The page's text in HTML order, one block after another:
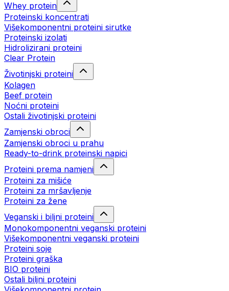
Whey protein
Proteinski koncentrati
Višekomponentni proteini sirutke
Proteinski izolati
Hidrolizirani proteini
Clear Protein
Životinjski proteini
Kolagen
Beef protein
Noćni proteini
Ostali životinjski proteini
Zamjenski obroci
Zamjenski obroci u prahu
Ready-to-drink proteinski napici
Proteini prema namjeni
Proteini za mišiće
Proteini za mršavljenje
Proteini za žene
Veganski i biljni proteini
Monokomponentni veganski proteini
Višekomponentni veganski proteini
Proteini soje
Proteini graška
BIO proteini
Ostali biljni proteini